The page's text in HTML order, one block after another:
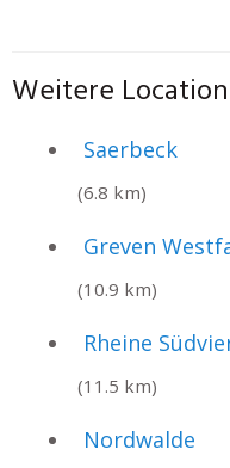
Weitere
Saerbeck
(6.8 km)
Greven
(10.9 km)
Rheine
(11.5 km)
Nordwalde